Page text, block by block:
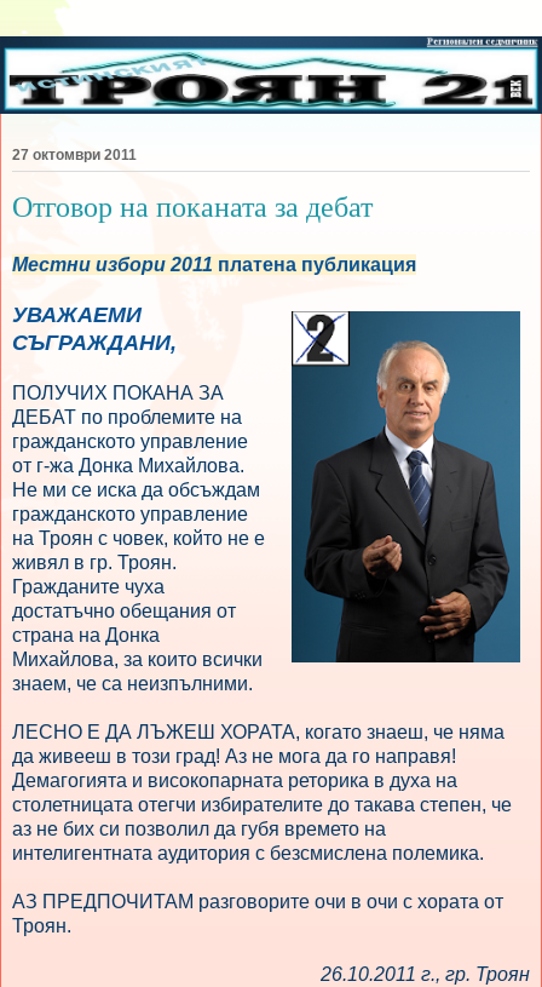
27 октомври 2011
Отговор на поканата за дебат
Местни избори 2011 платена публикация
УВАЖАЕМИ
СЪГРАЖДАНИ,
ПОЛУЧИХ ПОКАНА ЗА
ДЕБАТ по проблемите на
гражданското управление
от г-жа Донка Михайлова.
Не ми се иска да обсъждам
гражданското управление
на Троян с човек, който не е
живял в гр. Троян.
Гражданите чуха
достатъчно обещания от
страна на Донка
Михайлова, за които всички
знаем, че са неизпълними.
ЛЕСНО Е ДА ЛЪЖЕШ ХОРАТА, когато знаеш, че няма
да живееш в този град! Аз не мога да го направя!
Демагогията и високопарната реторика в духа на
столетницата отегчи избирателите до такава степен, че
аз не бих си позволил да губя времето на
интелигентната аудитория с безсмислена полемика.
АЗ ПРЕДПОЧИТАМ разговорите очи в очи с хората от
Троян.
26.10.2011 г., гр. Троян